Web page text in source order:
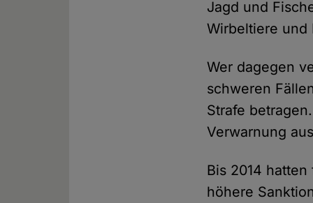
Jagd und
Wirbeltiere und
Wer dagegen
schweren
Strafe
Verwarnung
Bis 2014
höhere